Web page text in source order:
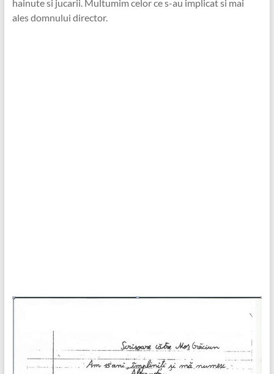
hainute si jucarii. Multumim celor ce s-au implicat si mai
ales domnului director.